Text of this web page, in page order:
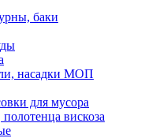
баки
насадки МОП
для мусора
вискоза